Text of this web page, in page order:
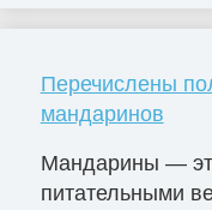
Перечислены
мандаринов
Мандарины —
питательными